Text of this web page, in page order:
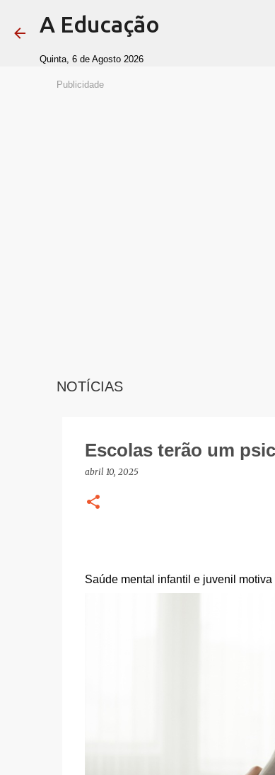
A Educação
Quinta, 6 de Agosto 2026
Publicidade
NOTÍCIAS
Escolas terão um
abril 10, 2025
Saúde mental infantil e juvenil